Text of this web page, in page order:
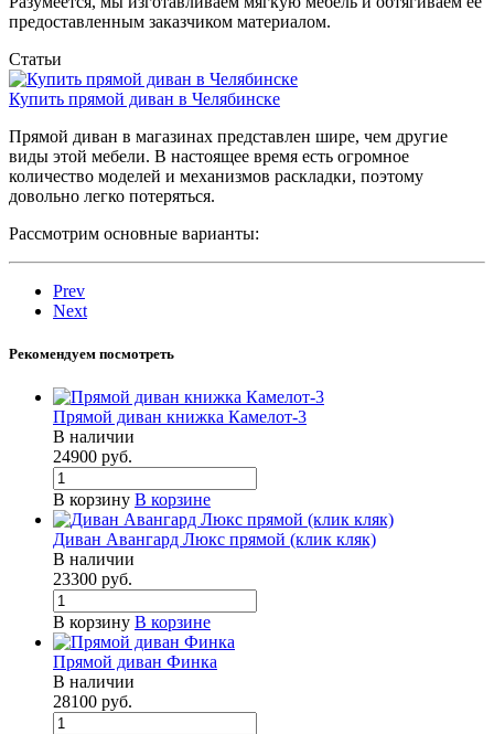
предоставленным заказчиком материалом.
Статьи
Купить прямой диван в Челябинске
Прямой диван в магазинах представлен шире, чем другие
виды этой мебели. В настоящее время есть огромное
количество моделей и механизмов раскладки, поэтому
довольно легко потеряться.
Рассмотрим основные варианты:
Prev
Next
Рекомендуем посмотреть
Прямой диван книжка Камелот-3
В наличии
24900 руб.
В корзину В корзине
Диван Авангард Люкс прямой (клик кляк)
В наличии
23300 руб.
В корзину В корзине
Прямой диван Финка
В наличии
28100 руб.